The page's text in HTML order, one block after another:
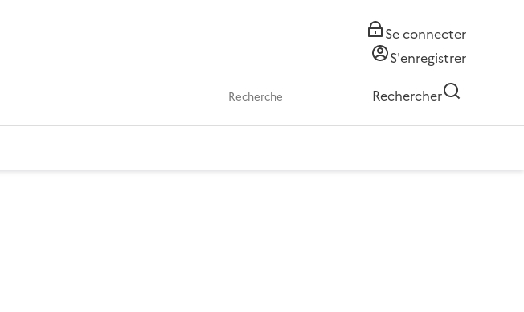
Se connecter
S'enregistrer
Rechercher